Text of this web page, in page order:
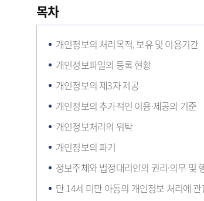
목차
개인정보의 처리목적, 보유 및 이용기간
개인정보파일의 등록 현황
개인정보의 제3자 제공
개인정보의 추가적인 이용·제공의 기준
개인정보처리의 위탁
개인정보의 파기
정보주체와 법정대리인의 권리·의무 및
만 14세 미만 아동의 개인정보 처리에